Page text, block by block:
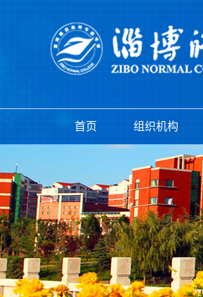
首页 组织机构